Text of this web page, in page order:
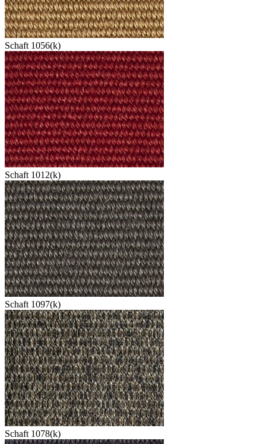
Schaft 1056(k)
Schaft 1012(k)
Schaft 1097(k)
Schaft 1078(k)